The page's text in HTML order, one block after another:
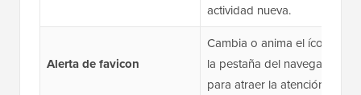
actividad nueva.
Alerta de favicon
Cambia o anima el ícono de
la pestaña del navegador
para atraer la atención.